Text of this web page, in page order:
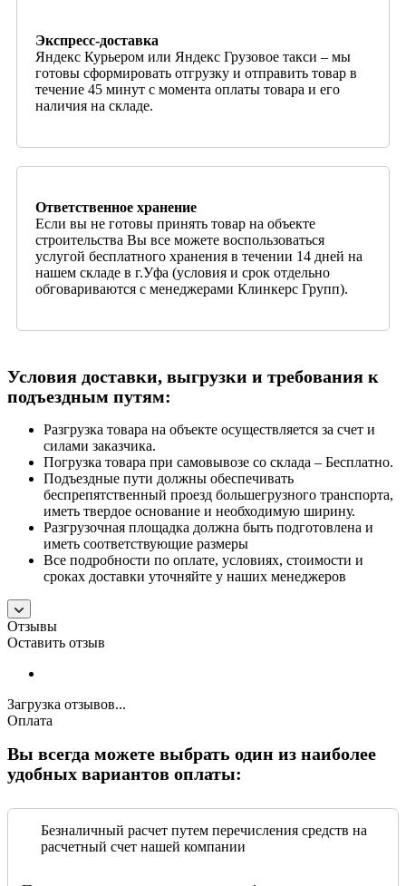
Экспресс-доставка
Яндекс Курьером или Яндекс Грузовое такси – мы
готовы сформировать отгрузку и отправить товар в
течение 45 минут с момента оплаты товара и его
наличия на складе.
Ответственное хранение
Если вы не готовы принять товар на объекте
строительства Вы все можете воспользоваться
услугой бесплатного хранения в течении 14 дней на
нашем складе в г.Уфа (условия и срок отдельно
обговариваются с менеджерами Клинкерс Групп).
Условия доставки, выгрузки и требования к
подъездным путям:
Разгрузка товара на объекте осуществляется за счет и
силами заказчика.
Погрузка товара при самовывозе со склада – Бесплатно.
Подъездные пути должны обеспечивать
беспрепятственный проезд большегрузного транспорта,
иметь твердое основание и необходимую ширину.
Разгрузочная площадка должна быть подготовлена и
иметь соответствующие размеры
Все подробности по оплате, условиях, стоимости и
сроках доставки уточняйте у наших менеджеров
Отзывы
Оставить отзыв
Загрузка отзывов...
Оплата
Вы всегда можете выбрать один из наиболее
удобных вариантов оплаты:
Безналичный расчет путем перечисления средств на
расчетный счет нашей компании